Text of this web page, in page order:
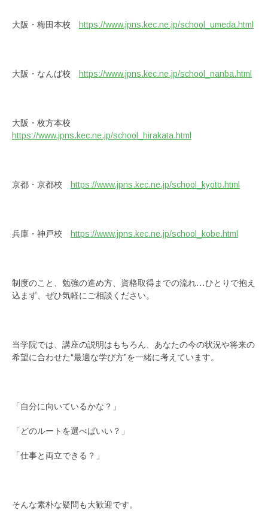
大阪・梅田本校 https://www.jpns.kec.ne.jp/school_umeda.html
大阪・なんば校 https://www.jpns.kec.ne.jp/school_nanba.html
大阪・枚方本校
https://www.jpns.kec.ne.jp/school_hirakata.html
京都・京都校 https://www.jpns.kec.ne.jp/school_kyoto.html
兵庫・神戸校 https://www.jpns.kec.ne.jp/school_kobe.html
制度のこと、勉強の進め方、資格取得までの流れ…ひとりで抱え
込まず、ぜひ気軽にご相談ください。
当学院では、講座の説明はもちろん、あなたの今の状況や将来の
希望に合わせた“最適な学び方”を一緒に考えています。
「自分に向いているかな？」
「どのルートを選べばいい？」
「仕事と両立できる？」
そんな素朴な疑問も大歓迎です。